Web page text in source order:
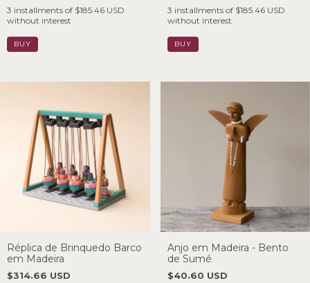
3 installments of $185.46 USD
without interest
3 installments of $185.46 USD
without interest
Réplica de Brinquedo Barco
em Madeira
$314.66 USD
Anjo em Madeira - Bento
de Sumé
$40.60 USD